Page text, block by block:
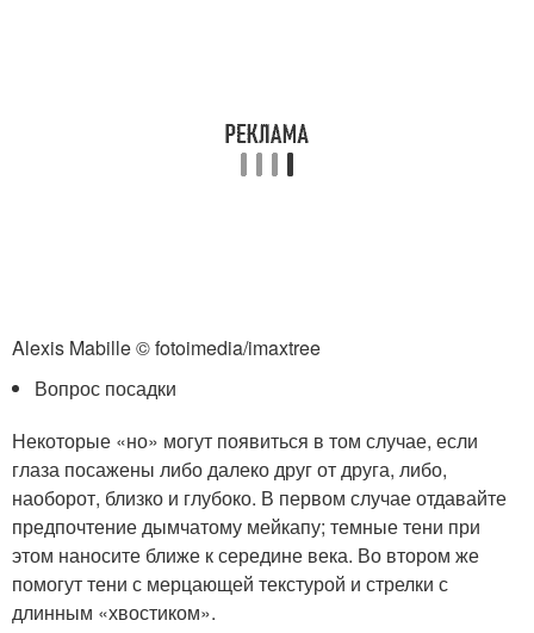
Alexis Mabille © fotoimedia/imaxtree
Вопрос посадки
Некоторые «но» могут появиться в том случае, если
глаза посажены либо далеко друг от друга, либо,
наоборот, близко и глубоко. В первом случае отдавайте
предпочтение дымчатому мейкапу; темные тени при
этом наносите ближе к середине века. Во втором же
помогут тени с мерцающей текстурой и стрелки с
длинным «хвостиком».